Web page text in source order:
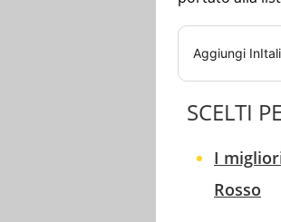
Aggiungi
SCELTI
I
Rosso